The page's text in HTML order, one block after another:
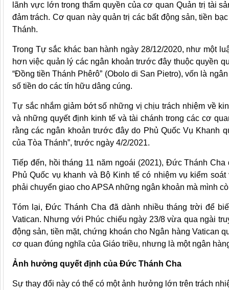
lãnh vực lớn trong thẩm quyền của cơ quan Quản trị tài
đảm trách. Cơ quan này quản trị các bất động sản, tiền
Thánh.
Trong Tự sắc khác ban hành ngày 28/12/2020, như một
hơn việc quản lý các ngân khoản trước đây thuộc quyền
“Đồng tiền Thánh Phêrô” (Obolo di San Pietro), vốn là
số tiền do các tín hữu dâng cúng.
Tự sắc nhắm giảm bớt số những vị chịu trách nhiệm về
và những quyết định kinh tế và tài chánh trong các cơ
rằng các ngân khoản trước đây do Phủ Quốc Vụ Khanh
của Tòa Thánh”, trước ngày 4/2/2021.
Tiếp đến, hồi tháng 11 năm ngoái (2021), Đức Thánh
Phủ Quốc vụ khanh và Bộ Kinh tế có nhiệm vụ kiểm
phải chuyển giao cho APSA những ngân khoản mà mình
Tóm lại, Đức Thánh Cha đã dành nhiều tháng trời để
Vatican. Nhưng với Phúc chiếu ngày 23/8 vừa qua ngài
động sản, tiền mặt, chứng khoán cho Ngân hàng Vatican
cơ quan đúng nghĩa của Giáo triều, nhưng là một ngân
Ảnh hưởng quyết định của Đức Thánh Cha
Sự thay đổi này có thể có một ảnh hưởng lớn trên trách